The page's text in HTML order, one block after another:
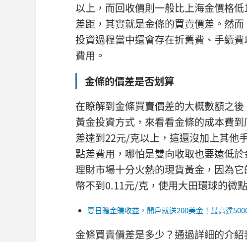
以上，而回收價則一般比上海金價格
差距，其實就是金條的買賣價差。然
投資過程當中還會存在折舊費、手續
費用。
金條的價差是否划算
在瞭解到金條買賣價差的大概數額之
黃金投資方式，來看看金條的成本費
差達到22元/克以上，這還沒加上其他
點差費用，哪怕是雙向收取也要遠低
理財市場十分火熱的現貨黃金，因為
幣不到0.11元/克，使用大田環球的微
夏日贈金賺收益，開戶就送200美金！最高達
金條買賣價差是多少？通過詳細的介